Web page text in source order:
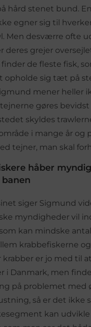
hård stenet bund.
egner sig til
Men desværre ofte
deres grejer
de fleste fisk,
opholde sig tæt på
mener heller
gøres
skyldes
i mange år og
tejner, man skal
håber
siger Sigmund
myndigheder vil
kan mindske
krabbefiskerne
krabber er jo med til
i Danmark, men
på problemet med
så er det ikke
kan